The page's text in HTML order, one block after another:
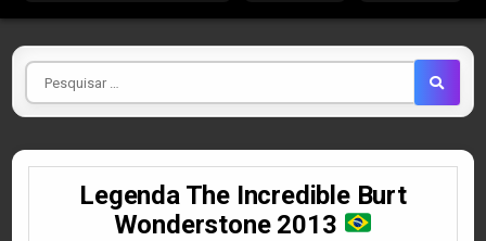
Pesquisar
por
Legenda The Incredible Burt
Wonderstone 2013